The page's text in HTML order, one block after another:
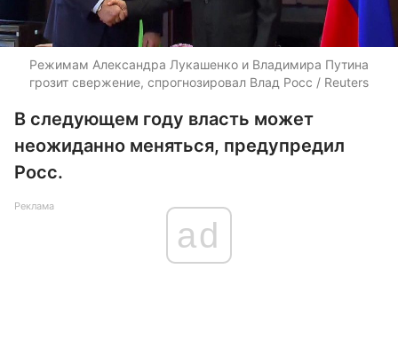
Режимам Александра Лукашенко и Владимира Путина
грозит свержение, спрогнозировал Влад Росс / Reuters
В следующем году власть может
неожиданно меняться, предупредил
Росс.
Реклама
ad